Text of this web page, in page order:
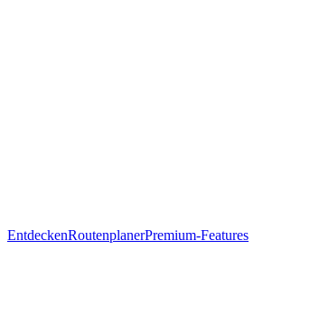
EntdeckenRoutenplanerPremium-Features